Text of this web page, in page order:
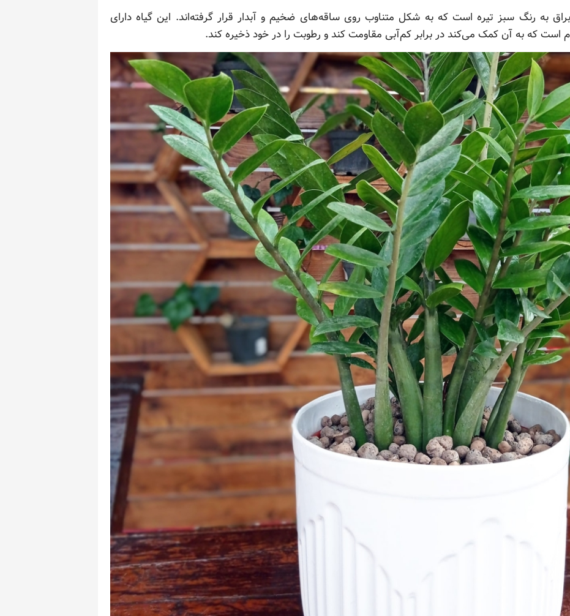
به رنگ سبز تیره است که به شکل متناوب روی ساقه‌های ضخیم و آبدار قرار گرفته‌اند. این گیاه دارای
که به آن کمک می‌کند در برابر کم‌آبی مقاومت کند و رطوبت را در خود ذخیره کند.